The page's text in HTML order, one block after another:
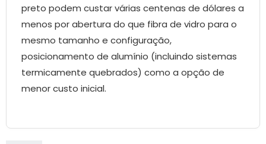
preto podem custar várias centenas de dólares a
menos por abertura do que fibra de vidro para o
mesmo tamanho e configuração,
posicionamento de alumínio (incluindo sistemas
termicamente quebrados) como a opção de
menor custo inicial.